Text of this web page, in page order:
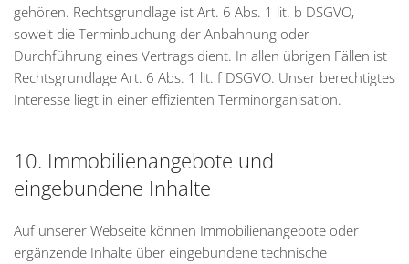
gehören. Rechtsgrundlage ist Art. 6 Abs. 1 lit. b DSGVO,
soweit die Terminbuchung der Anbahnung oder
Durchführung eines Vertrags dient. In allen übrigen Fällen ist
Rechtsgrundlage Art. 6 Abs. 1 lit. f DSGVO. Unser berechtigtes
Interesse liegt in einer effizienten Terminorganisation.
10. Immobilienangebote und
eingebundene Inhalte
Auf unserer Webseite können Immobilienangebote oder
ergänzende Inhalte über eingebundene technische